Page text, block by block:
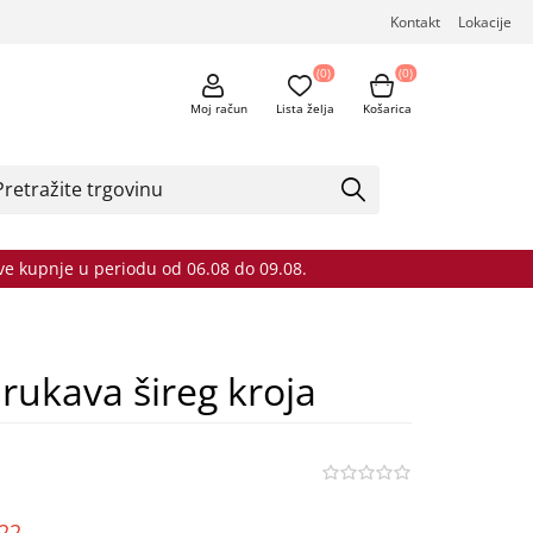
Kontakt Lokacije
Moj račun Lista želja
(0)
Košarica
(0)
kupnje u periodu od 06.08 do 09.08.
šireg kroja